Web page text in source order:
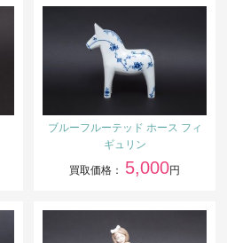
ブルーフルーテッド ホース フィ
ギュリン
買取価格： 5,000円